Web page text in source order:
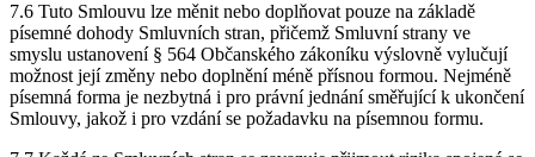
7.6 Tuto Smlouvu lze měnit nebo doplňovat pouze na základě
písemné dohody Smluvních stran, přičemž Smluvní strany ve
smyslu ustanovení § 564 Občanského zákoníku výslovně vylučují
možnost její změny nebo doplnění méně přísnou formou. Nejméně
písemná forma je nezbytná i pro právní jednání směřující k ukončení
Smlouvy, jakož i pro vzdání se požadavku na písemnou formu.